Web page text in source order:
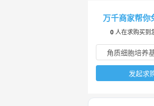
万千商家帮你
0 人在求购买到
发起求